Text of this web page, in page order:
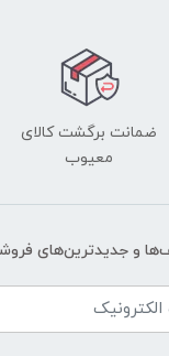
ضمانت برگشت کالای
معیوب
و جدیدترین‌های